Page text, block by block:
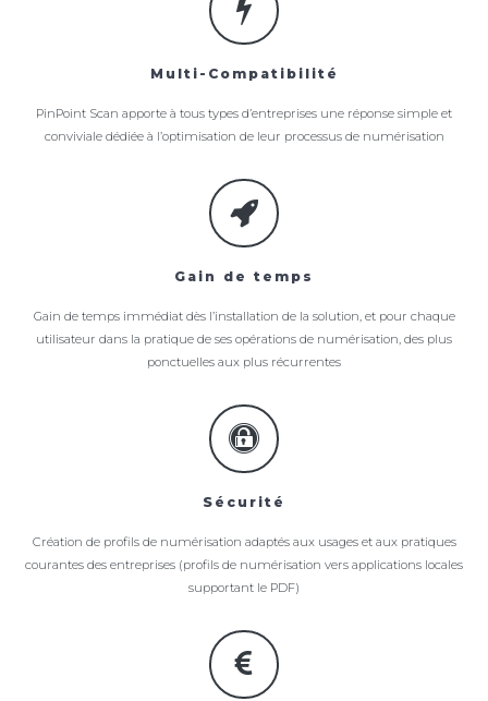
Multi-Compatibilité
PinPoint Scan apporte à tous types d’entreprises une réponse simple et
conviviale dédiée à l’optimisation de leur processus de numérisation
Gain de temps
Gain de temps immédiat dès l’installation de la solution, et pour chaque
utilisateur dans la pratique de ses opérations de numérisation, des plus
ponctuelles aux plus récurrentes
Sécurité
Création de profils de numérisation adaptés aux usages et aux pratiques
courantes des entreprises (profils de numérisation vers applications locales
supportant le PDF)